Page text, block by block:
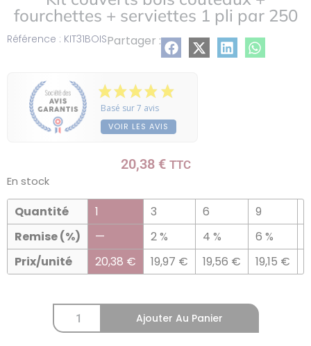
Référence : KIT31BOISPartager :
fourchettes + serviettes 1 pli par 250
Basé sur 7 avis
VOIR LES AVIS
20,38 € TTC
En stock
Quantité
Remise (%)
Prix/unité
1
—
20,38 €
3
2 %
19,97 €
6
4 %
19,56 €
9
6 %
19,15 €
Ajouter Au Panier